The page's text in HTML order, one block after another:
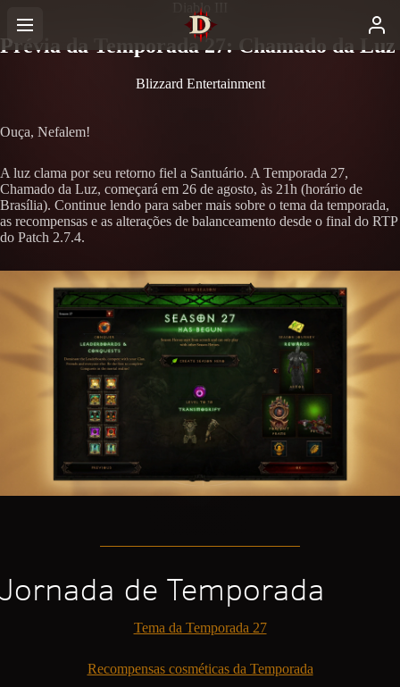
Diablo III
Prévia da Temporada 27: Chamado da Luz
Blizzard Entertainment
Ouça, Nefalem!
A luz clama por seu retorno fiel a Santuário. A Temporada 27,
Chamado da Luz, começará em 26 de agosto, às 21h (horário de
Brasília). Continue lendo para saber mais sobre o tema da temporada,
as recompensas e as alterações de balanceamento desde o final do RTP
do Patch 2.7.4.
Jornada de Temporada
Tema da Temporada 27
Recompensas cosméticas da Temporada